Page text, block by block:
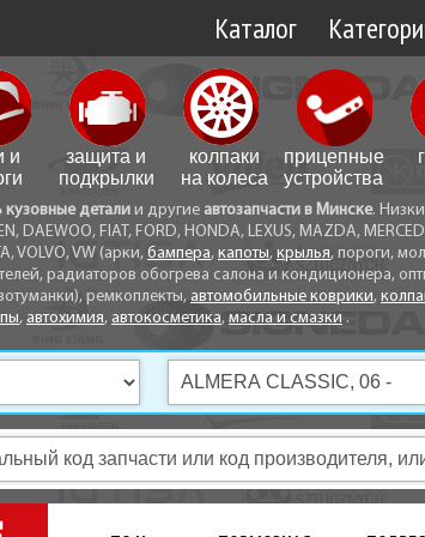
Каталог
и
защита и
подкрылки
колпаки
на колеса
прицепные
устройства
кузовные детали и другие автозапчасти в Минске.
DAEWOO, FIAT, FORD, HONDA, LEXUS, MAZDA,
VOLVO, VW (арки, бампера, капоты, крылья, пороги,
радиаторов обогрева салона и кондиционера,
ремкоплекты, автомобильные коврики,
, автохимия, автокосметика, масла и смазки .